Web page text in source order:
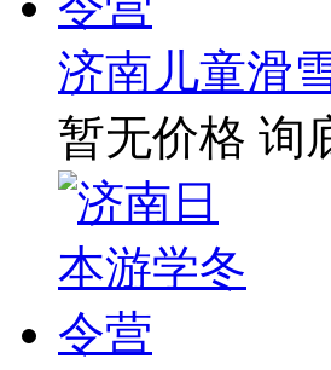
济南儿童滑
暂无价格 询